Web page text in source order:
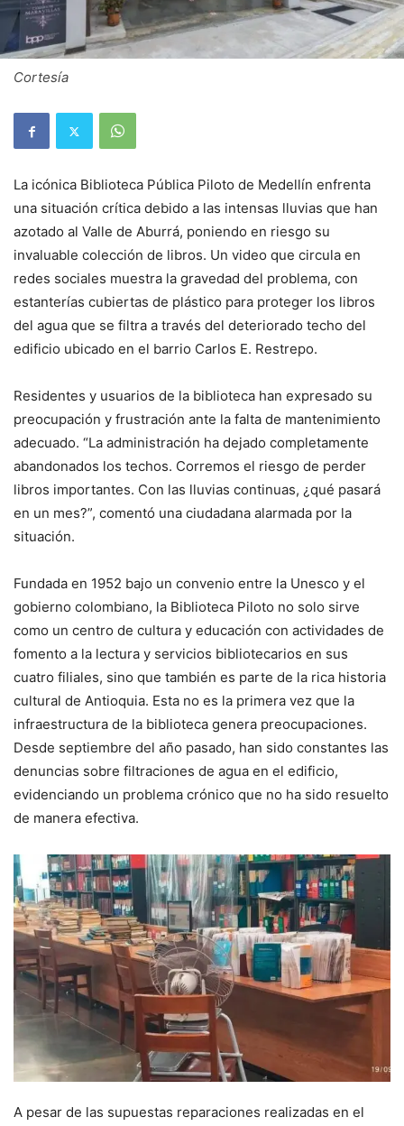
Cortesía
La icónica Biblioteca Pública Piloto de Medellín enfrenta
una situación crítica debido a las intensas lluvias que han
azotado al Valle de Aburrá, poniendo en riesgo su
invaluable colección de libros. Un video que circula en
redes sociales muestra la gravedad del problema, con
estanterías cubiertas de plástico para proteger los libros
del agua que se filtra a través del deteriorado techo del
edificio ubicado en el barrio Carlos E. Restrepo.
Residentes y usuarios de la biblioteca han expresado su
preocupación y frustración ante la falta de mantenimiento
adecuado. “La administración ha dejado completamente
abandonados los techos. Corremos el riesgo de perder
libros importantes. Con las lluvias continuas, ¿qué pasará
en un mes?”, comentó una ciudadana alarmada por la
situación.
Fundada en 1952 bajo un convenio entre la Unesco y el
gobierno colombiano, la Biblioteca Piloto no solo sirve
como un centro de cultura y educación con actividades de
fomento a la lectura y servicios bibliotecarios en sus
cuatro filiales, sino que también es parte de la rica historia
cultural de Antioquia. Esta no es la primera vez que la
infraestructura de la biblioteca genera preocupaciones.
Desde septiembre del año pasado, han sido constantes las
denuncias sobre filtraciones de agua en el edificio,
evidenciando un problema crónico que no ha sido resuelto
de manera efectiva.
A pesar de las supuestas reparaciones realizadas en el